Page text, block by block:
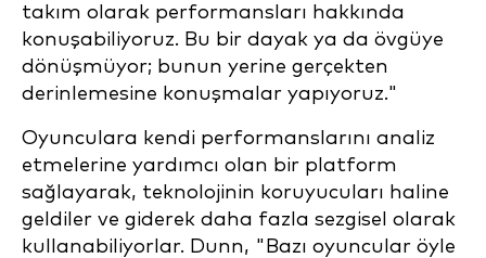
takım olarak performansları hakkında
konuşabiliyoruz. Bu bir dayak ya da övgüye
dönüşmüyor; bunun yerine gerçekten
derinlemesine konuşmalar yapıyoruz."
Oyunculara kendi performanslarını analiz
etmelerine yardımcı olan bir platform
sağlayarak, teknolojinin koruyucuları haline
geldiler ve giderek daha fazla sezgisel olarak
kullanabiliyorlar. Dunn, "Bazı oyuncular öyle